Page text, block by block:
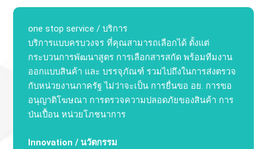
one stop service / บริการ
บริการแบบครบวงจร ที่คุณสามารถเลือกได้ ตั้งแต่
กระบวนการพัฒนาสูตร การเลือกสารสกัด พร้อมทีมงาน
ออกแบบสินค้า และ บรรจุภัณฑ์ รวมไปถึงในการส่งตรวจ
กับหน่วยงานภาครัฐ ไม่ว่าจะเป็น การยื่นขอ อย. การขอ
อนุญาติโฆษณา การตรวจความปลอดภัยของสินค้า การ
ป่นเปื้อน หน่วยโภชนาการ
Innovation / นวัตกรรม